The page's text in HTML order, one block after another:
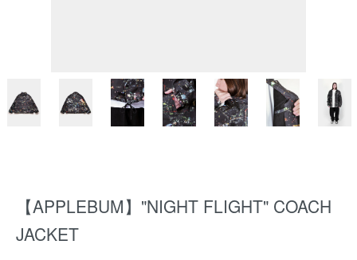
【APPLEBUM】"NIGHT FLIGHT" COACH
JACKET